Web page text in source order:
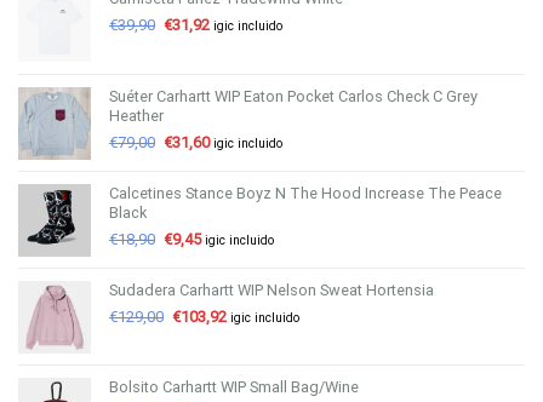
€39,90 €31,92 igic incluido
Suéter Carhartt WIP Eaton Pocket Carlos Check C Grey
Heather
€79,00 €31,60 igic incluido
Calcetines Stance Boyz N The Hood Increase The Peace
Black
€18,90 €9,45 igic incluido
Sudadera Carhartt WIP Nelson Sweat Hortensia
€129,00 €103,92 igic incluido
Bolsito Carhartt WIP Small Bag/Wine